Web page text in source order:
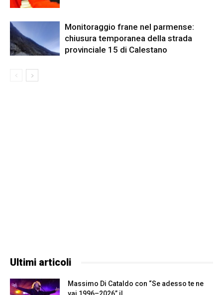
Monitoraggio frane nel parmense:
chiusura temporanea della strada
provinciale 15 di Calestano
Ultimi articoli
Massimo Di Cataldo con “Se adesso te ne